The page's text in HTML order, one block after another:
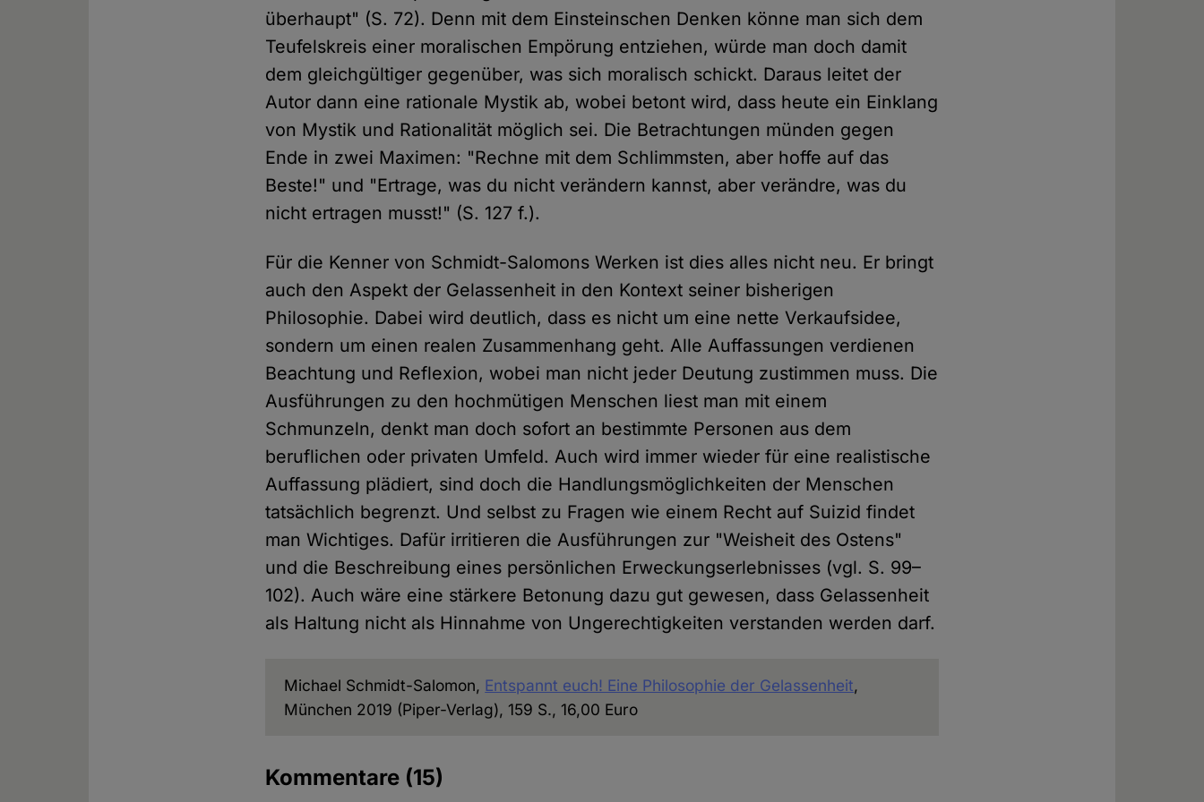
überhaupt" (S. 72). Denn mit dem Einsteinschen Denken könne man sich dem
Teufelskreis einer moralischen Empörung entziehen, würde man doch damit
dem gleichgültiger gegenüber, was sich moralisch schickt. Daraus leitet der
Autor dann eine rationale Mystik ab, wobei betont wird, dass heute ein Einklang
von Mystik und Rationalität möglich sei. Die Betrachtungen münden gegen
Ende in zwei Maximen: "Rechne mit dem Schlimmsten, aber hoffe auf das
Beste!" und "Ertrage, was du nicht verändern kannst, aber verändre, was du
nicht ertragen musst!" (S. 127 f.).
Für die Kenner von Schmidt-Salomons Werken ist dies alles nicht neu. Er bringt
auch den Aspekt der Gelassenheit in den Kontext seiner bisherigen
Philosophie. Dabei wird deutlich, dass es nicht um eine nette Verkaufsidee,
sondern um einen realen Zusammenhang geht. Alle Auffassungen verdienen
Beachtung und Reflexion, wobei man nicht jeder Deutung zustimmen muss. Die
Ausführungen zu den hochmütigen Menschen liest man mit einem
Schmunzeln, denkt man doch sofort an bestimmte Personen aus dem
beruflichen oder privaten Umfeld. Auch wird immer wieder für eine realistische
Auffassung plädiert, sind doch die Handlungsmöglichkeiten der Menschen
tatsächlich begrenzt. Und selbst zu Fragen wie einem Recht auf Suizid findet
man Wichtiges. Dafür irritieren die Ausführungen zur "Weisheit des Ostens"
und die Beschreibung eines persönlichen Erweckungserlebnisses (vgl. S. 99–
102). Auch wäre eine stärkere Betonung dazu gut gewesen, dass Gelassenheit
als Haltung nicht als Hinnahme von Ungerechtigkeiten verstanden werden darf.
Michael Schmidt-Salomon, Entspannt euch! Eine Philosophie der Gelassenheit,
München 2019 (Piper-Verlag), 159 S., 16,00 Euro
Kommentare (15)